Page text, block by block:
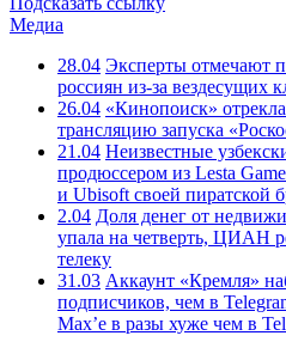
Медиа
28.04 Эксперты отмечают
россиян из-за вездесущих
26.04 «Кинопоиск»
трансляцию запуска
21.04 Неизвестные
продюссером из Lesta
и Ubisoft своей пиратской
2.04 Доля денег от
упала на четверть, ЦИАН
телеку
31.03 Аккаунт «Кремля»
подписчиков, чем в
Max’е в разы хуже чем в